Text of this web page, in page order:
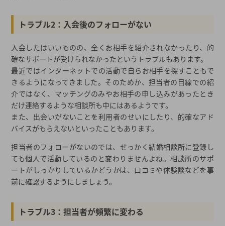
トラブル2：入会後のフォローがない
入会したはいいものの、全くお相手を紹介されなかったり、的
確なサポートが受けられなかったというトラブルもあります。
最近ではインターネットでの活動で自らお相手を探すこともで
きるようになってきました。そのためか、担当者の目線での紹
介ではなく、マッチングのみやお相手の申し込みがあったとき
だけ連絡するような相談所も中にはあるようです。
また、出会いがないことを利用者のせいにしたり、的確なアド
バイスがもらえないといったこともあります。
担当者のフォローがないのでは、せっかく結婚相談所に登録し
ても個人で活動しているのと変わりませんよね。相談所のサポ
ートがしっかりしているかどうかは、口コミや体験談などを事
前に確認するようにしましょう。
トラブル3：担当者が頻繁に変わる